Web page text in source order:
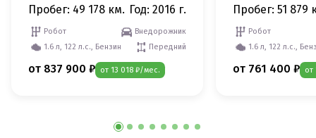
Пробег: 49 178 км. Год: 2016 г.
Робот
Внедорожник
1.6 л, 122 л.с., Бензин
Передний
от 837 900 ₽ от 13 018 ₽/мес.
Пробег: 51 879
Робот
1.6 л, 122 л.с.,
от 761 400 ₽ от